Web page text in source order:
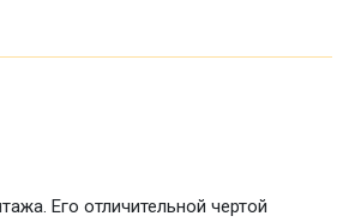
Его отличительной чертой